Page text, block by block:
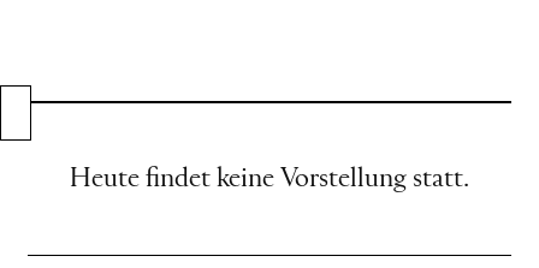
Heute findet keine Vorstellung statt.